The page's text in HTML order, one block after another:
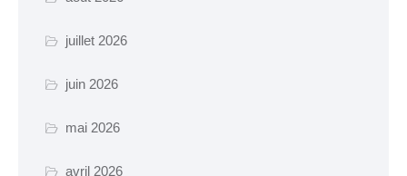
juillet 2026
juin 2026
mai 2026
avril 2026